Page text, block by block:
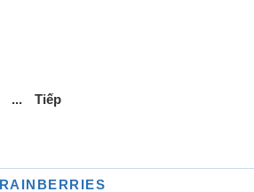
... Tiếp